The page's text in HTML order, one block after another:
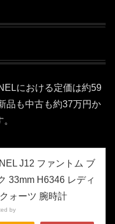
における定価は約59
品も中古も約37万円か
J12 ファントム ブ
33mm H6346 レディ
ォーツ 腕時計
by